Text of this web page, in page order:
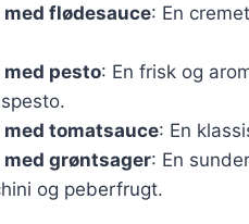
flødesauce: En
pesto: En frisk og
tomatsauce: En
grøntsager: En
og peberfrugt.